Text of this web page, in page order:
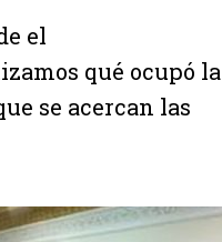
el
qué ocupó la
se acercan las